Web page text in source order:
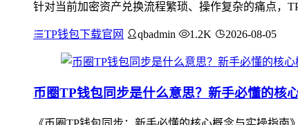
针对当前加密资产兑换流程繁琐、操作复杂的痛点，
TP钱包下载官网 qbadmin 1.2K 2026-08-05
币圈TP钱包同步是什么意思？新手必懂的核